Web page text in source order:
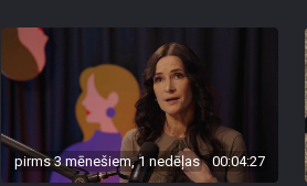
pirms 3 mēnešiem, 1 nedēļas 00:04:27